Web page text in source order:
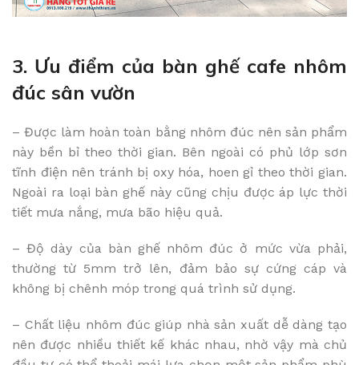
3. Ưu điểm của bàn ghế cafe nhôm
đúc sân vườn
– Được làm hoàn toàn bằng nhôm đúc nên sản phẩm
này bền bỉ theo thời gian. Bên ngoài có phủ lớp sơn
tĩnh điện nên tránh bị oxy hóa, hoen gỉ theo thời gian.
Ngoài ra loại bàn ghế này cũng chịu được áp lực thời
tiết mưa nắng, mưa bão hiệu quả.
– Độ dày của bàn ghế nhôm đúc ở mức vừa phải,
thường từ 5mm trở lên, đảm bảo sự cứng cáp và
không bị chênh móp trong quá trình sử dụng.
– Chất liệu nhôm đúc giúp nhà sản xuất dễ dàng tạo
nên được nhiều thiết kế khác nhau, nhờ vậy mà chủ